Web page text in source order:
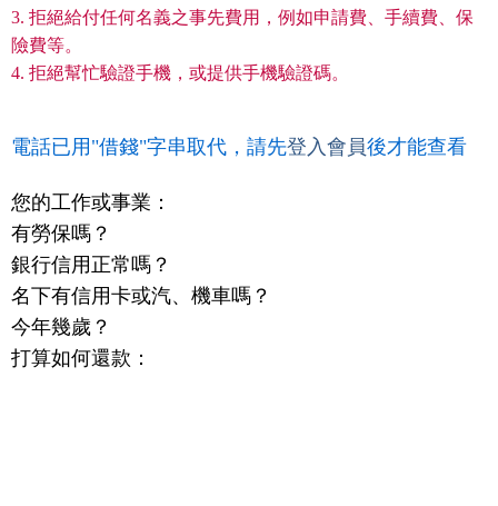
3. 拒絕給付任何名義之事先費用，例如申請費、手續費、保
險費等。
4. 拒絕幫忙驗證手機，或提供手機驗證碼。
電話已用"借錢"字串取代，請先登入會員後才能查看
您的工作或事業：
有勞保嗎？
銀行信用正常嗎？
名下有信用卡或汽、機車嗎？
今年幾歲？
打算如何還款：